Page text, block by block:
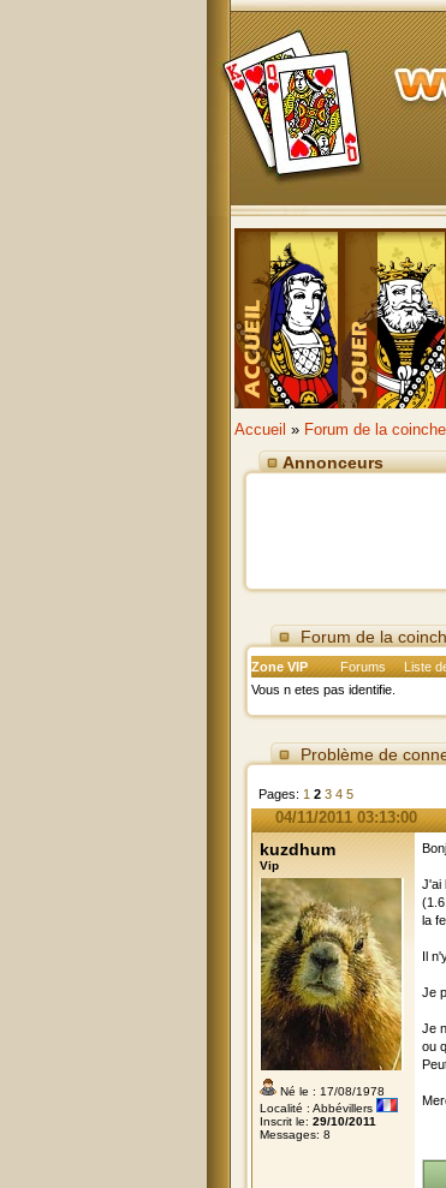
Accueil » Forum de la coinche
Annonceurs
Forum de la
Zone VIP Forums Liste
Vous n etes pas identifie.
Problème de
Pages: 1 2 3 4 5
04/11/2011 03:13:00
kuzdhum
Vip
Né le : 17/08/1978
Localité : Abbévillers
Inscrit le: 29/10/2011
Messages: 8
J'ai
la
Il
Je
Je
ou